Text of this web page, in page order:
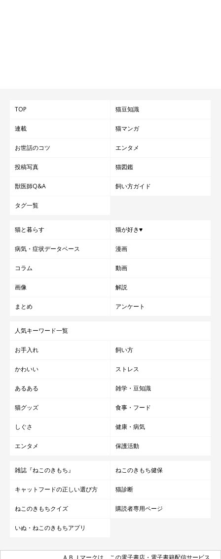
TOP 猫豆知識
連載 猫マンガ
お世話のコツ エンタメ
投稿写真 猫図鑑
獣医師Q&A 飼い方ガイド
タグ一覧
猫と暮らす 猫が好き♥
病気・症状データベース 漫画
コラム 動画
画像 解説
まとめ アンケート
人気キーワード一覧
お手入れ 飼い方
かわいい ストレス
あるある 雑学・豆知識
猫グッズ 食事・フード
しぐさ 健康・病気
エンタメ 保護活動
雑誌『ねこのきもち』 ねこのきもち健保
キャットフードの正しい選び方 猫診断
ねこのきもちクイズ 購読者専用ページ
いぬ・ねこのきもちアプリ
ＡＢＪマークは、この電子書店・電子書籍配信サービス